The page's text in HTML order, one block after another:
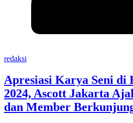
redaksi
Apresiasi Karya Seni di
2024, Ascott Jakarta
dan Member